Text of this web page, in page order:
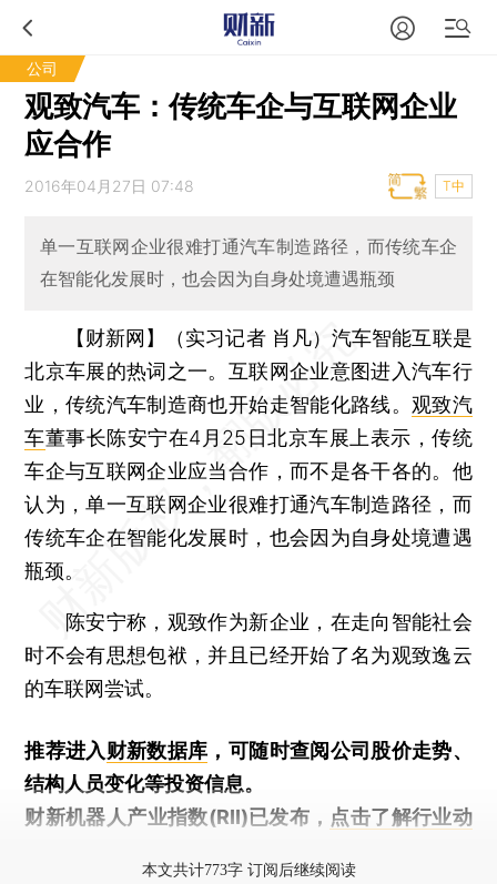
公司
观致汽车：传统车企与互联网企业
应合作
2016年04月27日 07:48 T中
单一互联网企业很难打通汽车制造路径，而传统车企
在智能化发展时，也会因为自身处境遭遇瓶颈
【财新网】（实习记者 肖凡）汽车智能互联是
北京车展的热词之一。互联网企业意图进入汽车行
业，传统汽车制造商也开始走智能化路线。 观致汽
车董事长陈安宁在4月25日北京车展上表示，传统
车企与互联网企业应当合作，而不是各干各的。他
认为，单一互联网企业很难打通汽车制造路径，而
传统车企在智能化发展时，也会因为自身处境遭遇
瓶颈。
陈安宁称，观致作为新企业，在走向智能社会
时不会有思想包袱，并且已经开始了名为观致逸云
的车联网尝试。
推荐进入财新数据库 ，可随时查阅公司股价走势、
结构人员变化等投资信息。
财新机器人产业指数(RII)已发布， 点击了解行业动
本文共计773字 订阅后继续阅读